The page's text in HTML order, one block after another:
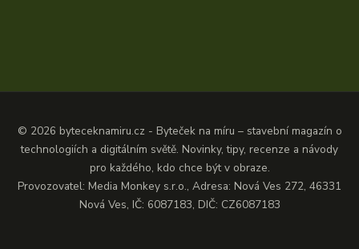
© 2026 byteceknamiru.cz - Byteček na míru – stavební magazín o
technologiích a digitálním světě. Novinky, tipy, recenze a návody
pro každého, kdo chce být v obraze.
Provozovatel: Media Monkey s.r.o., Adresa: Nová Ves 272, 46331
Nová Ves, IČ: 6087183, DIČ: CZ6087183